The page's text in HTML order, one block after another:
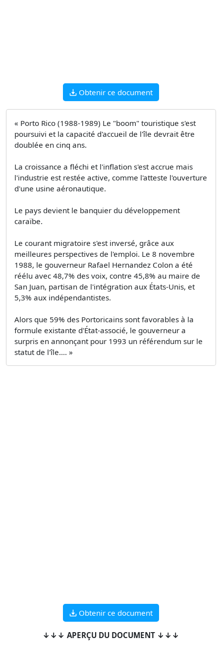
Obtenir ce document
« Porto Rico (1988-1989) Le "boom" touristique s'est
poursuivi et la capacité d'accueil de l'île devrait être
doublée en cinq ans.
La croissance a fléchi et l'inflation s'est accrue mais
l'industrie est restée active, comme l'atteste l'ouverture
d'une usine aéronautique.
Le pays devient le banquier du développement
caraïbe.
Le courant migratoire s'est inversé, grâce aux
meilleures perspectives de l'emploi. Le 8 novembre
1988, le gouverneur Rafael Hernandez Colon a été
réélu avec 48,7% des voix, contre 45,8% au maire de
San Juan, partisan de l'intégration aux États-Unis, et
5,3% aux indépendantistes.
Alors que 59% des Portoricains sont favorables à la
formule existante d'État-associé, le gouverneur a
surpris en annonçant pour 1993 un référendum sur le
statut de l'île.... »
Obtenir ce document
↓↓↓ APERÇU DU DOCUMENT ↓↓↓